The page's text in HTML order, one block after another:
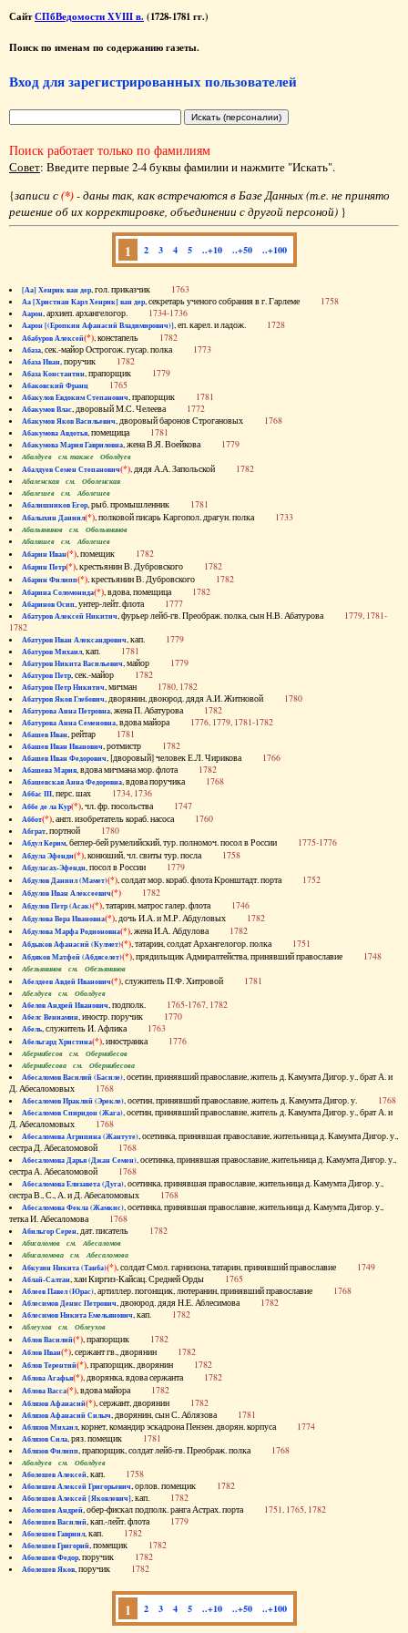
СайтСПбВедомости XVIII в. (1728-1781 гг.)
Поиск по именам по содержанию газеты.
Вход для зарегистрированных пользователей
Поиск работает только по фамилиям
Совет: Введите первые 2-4 буквы фамилии и нажмите "Искать".
{записи с(*)- даны так, как встречаются в Базе Данных (т.е. не принято
решение об их корректировке, объединении с другой персоной) }
1 2 3 4 5 ..+10 ..+50 ..+100
[Аа] Хенрик ван дер, гол. приказчик 1763
Аа [Христиан Карл Хенрик] ван дер, секретарь ученого собрания в г. Гарлеме 1758
Аарон, архиеп. архангелогор. 1734-1736
Аарон [(Еропкин Афанасий Владимирович)], еп. карел. и ладож. 1728
Абабуров Алексей(*), констапель 1782
Абаза, сек.-майор Острогож. гусар. полка 1773
Абаза Иван, поручик 1782
Абаза Константин, прапорщик 1779
Абаковский Франц 1765
Абакулов Евдоким Степанович, прапорщик 1781
Абакумов Влас, дворовый М.С. Челеева 1772
Абакумов Яков Васильевич, дворовый баронов Строгановых 1768
Абакумова Авдотья, помещица 1781
Абакумова Мария Гавриловна, жена В.Я. Воейкова 1779
Абалдуев см. также Оболдуев
Абалдуев Семен Степанович(*), дядя А.А. Запольской 1782
Абаленская см. Оболенская
Абалешев см. Аболешев
Абалишников Егор, рыб. промышленник 1781
Абалыхин Даниил(*), полковой писарь Каргопол. драгун. полка 1733
Абальянинов см. Обольянинов
Абаляшев см. Аболешев
Абарин Иван(*), помещик 1782
Абарин Петр(*), крестьянин В. Дубровского 1782
Абарин Филипп(*), крестьянин В. Дубровского 1782
Абарина Соломонида(*), вдова, помещица 1782
Абаринов Осип, унтер-лейт. флота 1777
Абатуров Алексей Никитич, фурьер лейб-гв. Преображ. полка, сын Н.В. Абатурова 1779, 1781-
1782
Абатуров Иван Александрович, кап. 1779
Абатуров Михаил, кап. 1781
Абатуров Никита Васильевич, майор 1779
Абатуров Петр, сек.-майор 1782
Абатуров Петр Никитич, мичман 1780, 1782
Абатуров Яков Глебович, дворянин, двоюрод. дядя А.И. Житновой 1780
Абатурова Анна Петровна, жена П. Абатурова 1782
Абатурова Анна Семеновна, вдова майора 1776, 1779, 1781-1782
Абашев Иван, рейтар 1781
Абашев Иван Иванович, ротмистр 1782
Абашев Иван Федорович, [дворовый] человек Е.Л. Чирикова 1766
Абашева Мария, вдова мичмана мор. флота 1782
Абашевская Анна Федоровна, вдова поручика 1768
Аббас III, перс. шах 1734, 1736
Аббе де ла Кур(*), чл. фр. посольства 1747
Аббот(*), англ. изобретатель кораб. насоса 1760
Абграт, портной 1780
Абдул Керим, беглер-бей румелийский, тур. полномоч. посол в России 1775-1776
Абдула Эфенди(*), конюший, чл. свиты тур. посла 1758
Абдуласах-Эфенди, посол в России 1779
Абдулов Даниил (Мамет)(*), солдат мор. кораб. флота Кронштадт. порта 1752
Абдулов Иван Алексеевич(*) 1782
Абдулов Петр (Асак)(*), татарин, матрос галер. флота 1746
Абдулова Вера Ивановна(*), дочь И.А. и М.Р. Абдуловых 1782
Абдулова Марфа Родионовна(*), жена И.А. Абдулова 1782
Абдыков Афанасий (Кулмет)(*), татарин, солдат Архангелогор. полка 1751
Абдяков Матфей (Абдяселет)(*), прядильщик Адмиралтейства, принявший православие 1748
Абезьянинов см. Обезьянинов
Абелдеев Авдей Иванович(*), служитель П.Ф. Хитровой 1781
Абелдуев см. Оболдуев
Абелов Андрей Иванович, подполк. 1765-1767, 1782
Абелс Вениамин, иностр. поручик 1770
Абель, служитель И. Афлика 1763
Абельгард Христина(*), иностранка 1776
Абернибесов см. Обернибесов
Абернибесова см. Обернибесова
Абесаломов Василий (Басиле), осетин, принявший православие, житель д. Камумта Дигор. у., брат А. и
Д. Абесаломовых 1768
Абесаломов Ираклий (Эрекле), осетин, принявший православие, житель д. Камумта Дигор. у. 1768
Абесаломов Спиридон (Жага), осетин, принявший православие, житель д. Камумта Дигор. у., брат А. и
Д. Абесаломовых 1768
Абесаломова Агрипина (Жантуте), осетинка, принявшая православие, жительница д. Камумта Дигор. у.,
сестра Д. Абесаломовой 1768
Абесаломова Дарья (Джан Семен), осетинка, принявшая православие, жительница д. Камумта Дигор. у.,
сестра А. Абесаломовой 1768
Абесаломова Елизавета (Дуга), осетинка, принявшая православие, жительница д. Камумта Дигор. у.,
сестра В., С., А. и Д. Абесаломовых 1768
Абесаломова Фекла (Жамкис), осетинка, принявшая православие, жительница д. Камумта Дигор. у.,
тетка И. Абесаломова 1768
Абильгор Серен, дат. писатель 1782
Абисаломов см. Абесаломов
Абисаломова см. Абесаломова
Абкузин Никита (Танба)(*), солдат Смол. гарнизона, татарин, принявший православие 1749
Аблай-Салтан, хан Киргиз-Кайсац. Средней Орды 1765
Аблеев Павел (Юрас), артиллер. погонщик, лютеранин, принявший православие 1768
Аблесимов Денис Петрович, двоюрод. дядя Н.Е. Аблесимова 1782
Аблесимов Никита Емельянович, кап. 1782
Аблеухов см. Облеухов
Аблов Василий(*), прапорщик 1782
Аблов Иван(*), сержант гв., дворянин 1782
Аблов Терентий(*), прапорщик, дворянин 1782
Аблова Агафья(*), дворянка, вдова сержанта 1782
Аблова Васса(*), вдова майора 1782
Аблязов Афанасий(*), сержант, дворянин 1782
Аблязов Афанасий Силыч, дворянин, сын С. Аблязова 1781
Аблязов Михаил, корнет, командир эскадрона Пензен. дворян. корпуса 1774
Аблязов Сила, ряз. помещик 1781
Аблязов Филипп, прапорщик, солдат лейб-гв. Преображ. полка 1768
Аболдуев см. Оболдуев
Аболешев Алексей, кап. 1758
Аболешев Алексей Григорьевич, орлов. помещик 1782
Аболешев Алексей [Яковлевич], кап. 1782
Аболешев Андрей, обер-фискал подполк. ранга Астрах. порта 1751, 1765, 1782
Аболешев Василий, кап.-лейт. флота 1779
Аболешев Гавриил, кап. 1782
Аболешев Григорий, помещик 1782
Аболешев Федор, поручик 1782
Аболешев Яков, поручик 1782
1 2 3 4 5 ..+10 ..+50 ..+100